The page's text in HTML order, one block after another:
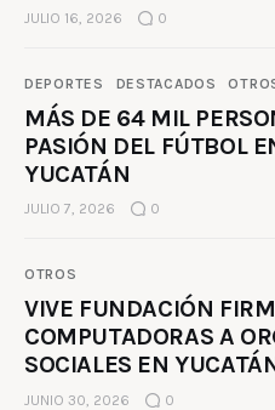
JULIO 16, 2026 0
DEPORTES DESTACADOS
MÁS DE 64 MIL
PASIÓN DEL FÚTBOL
YUCATÁN
JULIO 7, 2026 0
OTROS
VIVE FUNDACIÓN
COMPUTADORAS A
SOCIALES EN
JUNIO 30, 2026 0